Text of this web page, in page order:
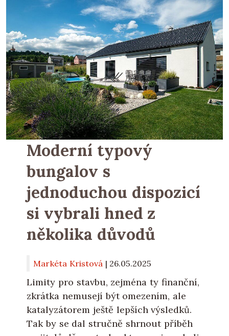
Moderní typový
bungalov s
jednoduchou dispozicí
si vybrali hned z
několika důvodů
Markéta Kristová | 26.05.2025
Limity pro stavbu, zejména ty finanční,
zkrátka nemusejí být omezením, ale
katalyzátorem ještě lepších výsledků.
Tak by se dal stručně shrnout příběh